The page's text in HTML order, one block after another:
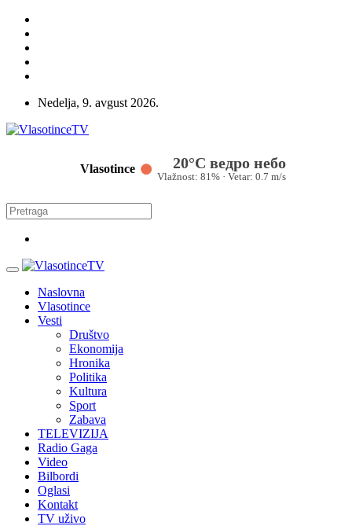
Nedelja, 9. avgust 2026.
Vlasotince 20°C ведро небо
Vlažnost: 81% · Vetar: 0.7 m/s
Naslovna
Vlasotince
Vesti
Društvo
Ekonomija
Hronika
Politika
Kultura
Sport
Zabava
TELEVIZIJA
Radio Gaga
Video
Bilbordi
Oglasi
Kontakt
TV uživo